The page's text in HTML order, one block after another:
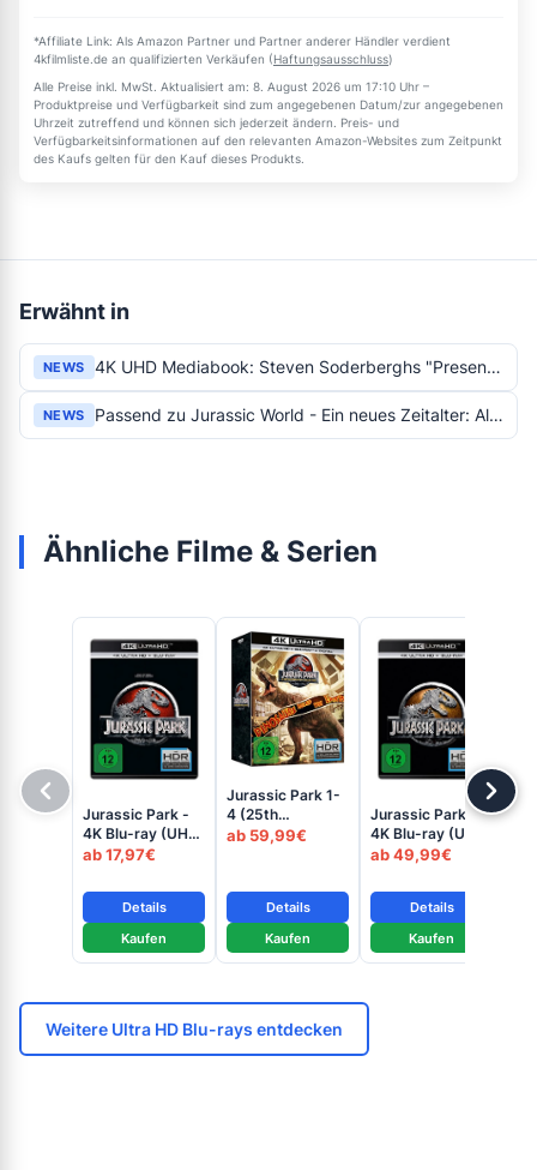
*Affiliate Link: Als Amazon Partner und Partner anderer Händler verdient
4kfilmliste.de an qualifizierten Verkäufen (Haftungsausschluss)
Alle Preise inkl. MwSt. Aktualisiert am: 8. August 2026 um 17:10 Uhr –
Produktpreise und Verfügbarkeit sind zum angegebenen Datum/zur angegebenen
Uhrzeit zutreffend und können sich jederzeit ändern. Preis- und
Verfügbarkeitsinformationen auf den relevanten Amazon-Websites zum Zeitpunkt
des Kaufs gelten für den Kauf dieses Produkts.
Erwähnt in
NEWS 4K UHD Mediabook: Steven Soderberghs "Presence" noch vor Halloween in Sonderedition
NEWS Passend zu Jurassic World - Ein neues Zeitalter: Alle Filme im 4K Steelbook
Ähnliche Filme & Serien
Jurassic Park -
4K Blu-ray (UHD
+ Blu-ray Disc)
ab 17,97€
Details
Kaufen
Jurassic Park 1-
4 (25th
Anniversary
+ Blu-ray Disc)
ab 59,99€
Details
Kaufen
Jurassic Park III -
4K Blu-ray (UHD
+ Blu-ray Disc)
ab 49,99€
Details
Kaufen
Weitere Ultra HD Blu-rays entdecken